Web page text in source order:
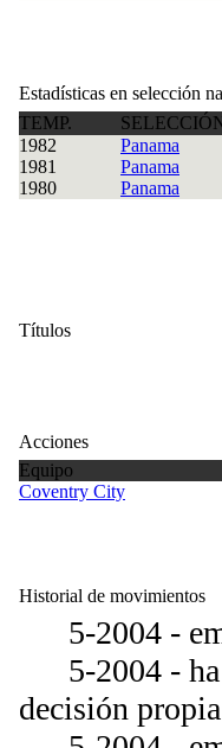
Estadísticas en selección
TEMP.
1982
Panama
1981
Panama
1980
Panama
Títulos
Acciones
Equipo
Coventry City
Historial de movimientos
5-2004 -
5-2004 - ha
decisión propia